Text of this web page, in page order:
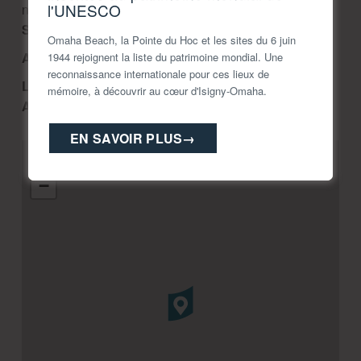
−
nique couverte|Aire de pique-nique non couverte
Services :
Accessible PMR
Langues parlées :
Animaux Acceptés :
l'UNESCO
Omaha Beach, la Pointe du Hoc et les sites du 6 juin
1944 rejoignent la liste du patrimoine mondial. Une
reconnaissance internationale pour ces lieux de
mémoire, à découvrir au cœur d'Isigny-Omaha.
EN SAVOIR PLUS→